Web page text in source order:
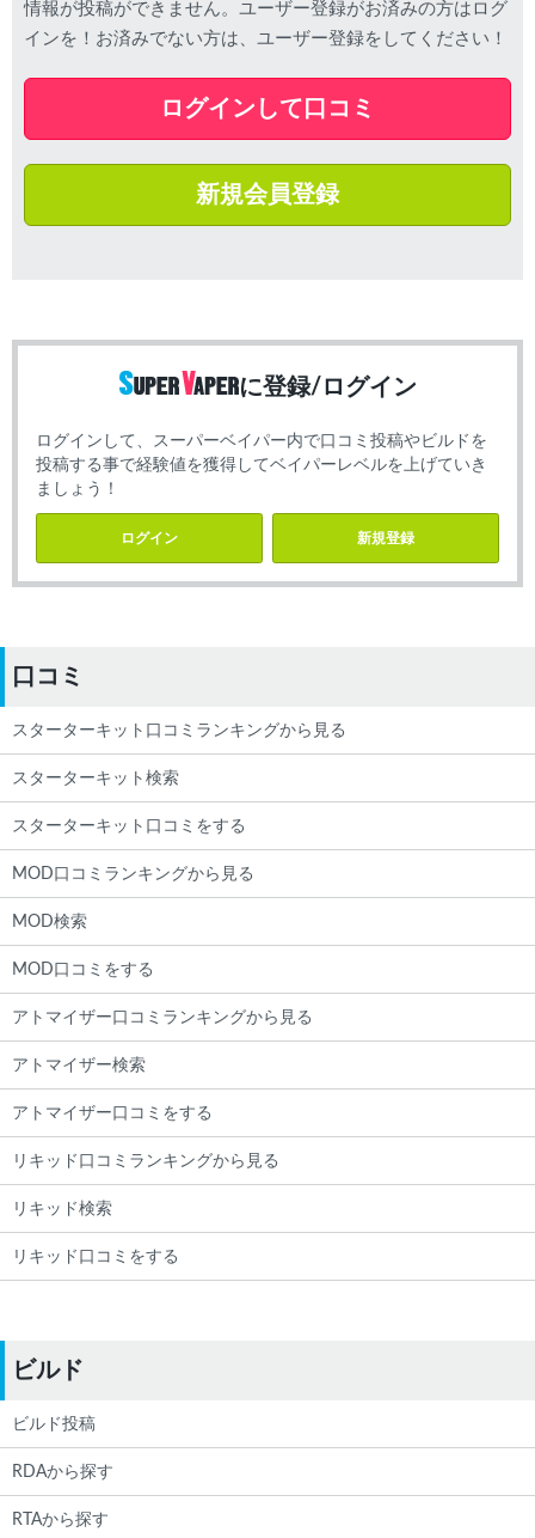
情報が投稿ができません。ユーザー登録がお済みの方はログ
インを！お済みでない方は、ユーザー登録をしてください！
ログインして口コミ
新規会員登録
に登録/ログイン
ログインして、スーパーベイパー内で口コミ投稿やビルドを
投稿する事で経験値を獲得してベイパーレベルを上げていき
ましょう！
ログイン 新規登録
口コミ
スターターキット口コミランキングから見る
スターターキット検索
スターターキット口コミをする
MOD口コミランキングから見る
MOD検索
MOD口コミをする
アトマイザー口コミランキングから見る
アトマイザー検索
アトマイザー口コミをする
リキッド口コミランキングから見る
リキッド検索
リキッド口コミをする
ビルド
ビルド投稿
RDAから探す
RTAから探す